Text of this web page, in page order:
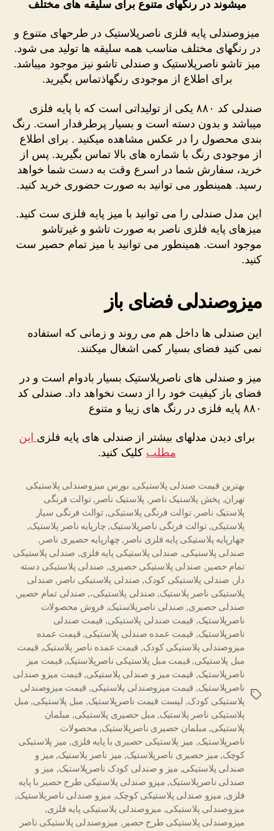
میشوند در رنگهای متنوع برای سلیقه های مختلف
میزوصندلی پایه فلزی ناصرپلاستیک در طرحهای متنوع و
در رنگهای مختلف مناسب همه سلیقه ها تولید می شود.
میز تاشو ناصرپلاستیک و صندلی تاشو نیز موجود میباشد.
برای اطلاع از موجودی رنگهاذتماس بگیرید.
صندلی کد ۸۸۰ یکی از تولیداتی است که با پایه فلزی
میباشد و بدون دسته است و بسیار پرطرفدار است. رنگ
بندی محصول را در عکس مشاهده میکنید . برای اطلاع
از موجودی رنگ با شماره های بالا تماس بگیرید. پس از
خرید، سفارش شما در اسرع وقت به دست شما خواهد
رسید. همینطور می توانید به صورت حضوری خرید کنید.
این مدل صندلی را می توانید با میز پایه فلزی ست کنید.
میزهای پایه فلزی ناصر به صورت تاشو و غیرتاشو
موجود است. همینطور می توانید با میز تمام حصیر ست
کنید.
میزوصندلی فضای باز
این صندلی ها داخل هم می روند و زمانی که استفاده
نمی کنید فضای بسیار کمی اشغال میکنند.
میز و صندلی های ناصرپلاستیک بسیار بادوام است و در
فضای باز کیفیت خود را از دست نخواهد داد. صندلی کد
۸۸۰ پایه فلزی در رنگ های زیبا و متنوع
برای دیدن مدلهای بیشتر از صندلی های پایه فلزی این
مطلب کلیک کنید.
برچسب‌ها
بهترین قیمت صندلی پلاستیکی, بورس میزوصندلی پلاستیکی
تهران, پخش پلاستیک ناصر , پلاستیک ناصر ,توالت فرنگی
پلاستیک ناصر ,توالت فرنگی پلاستیکی,توالت فرنگی سیار
پلاستیکی,توالت فرنگی ناصرپلاستیک, چارپایه ناصر پلاستیک,
چهارپایه پلاستیکی پایه فلزی ناصر , چهارپایه حصیری ناصر ,
صندلی پلاستیکی, صندلی پلاستیکی پایه فلزی, صندلی پلاستیکی
تمام حصیر , صندلی پلاستیکی حصیری, صندلی پلاستیکی دسته
دار , صندلی پلاستیکی کودک, صندلی پلاستیکی ناصر , صندلی
پلاستیکی ناصر پلاستیک, صندلی پلاستیکی،, صندلی تمام حصیر ,
صندلی حصیری, صندلی ناصرپلاستیک, فروش محصولات
ناصرپلاستیک, قیمت صندلی پلاستیکی, قیمت صندلی
ناصرپلاستیک, قیمت عمده صندلی پلاستیکی, قیمت عمده
میزوصندلی پلاستیکی کودک, قیمت عمده ناصر پلاستیک, قیمت
مبل پلاستیکی, قیمت مبل پلاستیکی ناصرپلاستیک, قیمت میز
ناصرپلاستیک, قیمت میز و صندلی پلاستیکی, قیمت میزو صندلی
ناصرپلاستیک, قیمت میزوصندلی پلاستیکی, قیمت میزوصندلی
پلاستیکی کودک, لیست قیمت ناصرپلاستیک, مبل پلاستیکی, مبل
پلاستیکی ناصر پلاستیک, مبل حصیری پلاستیکی, مبلمان
پلاستیکی, مبلمان حصیری ناصرپلاستیک, محصولات
ناصرپلاستیک, میز پلاستیکی حصیری با پایه فلزی, میز پلاستیکی
کوچک, میز حصیری ناصرپلاستیک, میز ناصر پلاستیک, میز و
صندلی پلاستیکی, میز و صندلی کودک ناصرپلاستیک, میز و
صندلی ناصرپلاستیک, میزو صندلی پلاستیکی طرح حصیر با پایه
فلزی, میزو صندلی پلاستیکی کوچک, میزو صندلی ناصرپلاستیک,
میزوصندلی پلاستیکی, میزوصندلی پلاستیکی پایه فلزی,
میزوصندلی پلاستیکی طرح حصیر , میزوصندلی پلاستیکی ناصر